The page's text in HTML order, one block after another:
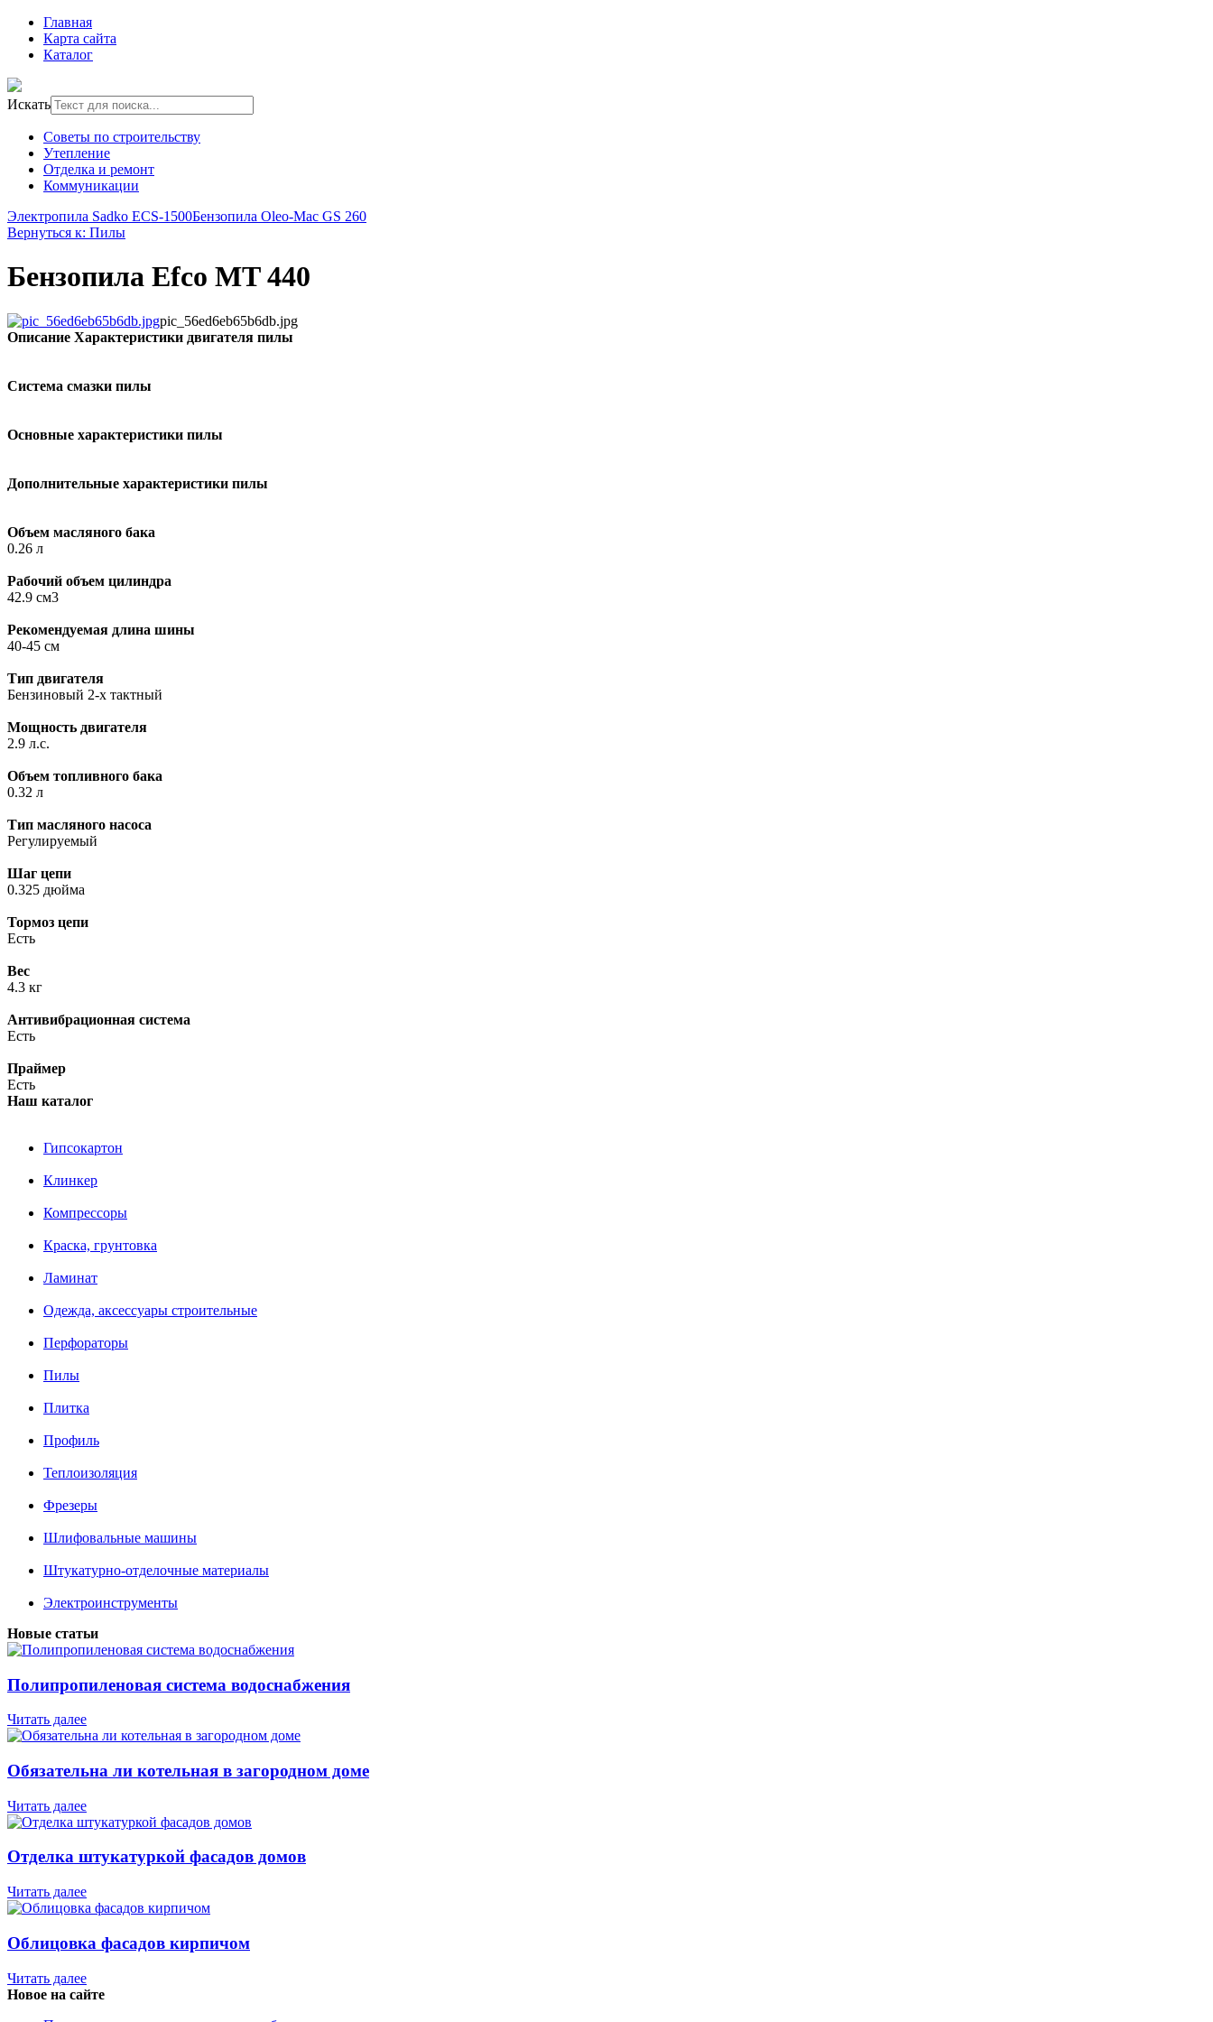
Главная
Карта сайта
Каталог
Искать
Советы по строительству
Утепление
Отделка и ремонт
Коммуникации
Электропила Sadko ECS-1500Бензопила Oleo-Mac GS 260
Вернуться к: Пилы
Бензопила Efco MT 440
pic_56ed6eb65b6db.jpg
Описание Характеристики двигателя пилы
Система смазки пилы
Основные характеристики пилы
Дополнительные характеристики пилы
Объем масляного бака
0.26 л
Рабочий объем цилиндра
42.9 см3
Рекомендуемая длина шины
40-45 см
Тип двигателя
Бензиновый 2-х тактный
Мощность двигателя
2.9 л.с.
Объем топливного бака
0.32 л
Тип масляного насоса
Регулируемый
Шаг цепи
0.325 дюйма
Тормоз цепи
Есть
Вес
4.3 кг
Антивибрационная система
Есть
Праймер
Есть
Наш каталог
Гипсокартон
Клинкер
Компрессоры
Краска, грунтовка
Ламинат
Одежда, аксессуары строительные
Перфораторы
Пилы
Плитка
Профиль
Теплоизоляция
Фрезеры
Шлифовальные машины
Штукатурно-отделочные материалы
Электроинструменты
Новые статьи
Полипропиленовая система водоснабжения
Читать далее
Обязательна ли котельная в загородном доме
Читать далее
Отделка штукатуркой фасадов домов
Читать далее
Облицовка фасадов кирпичом
Читать далее
Новое на сайте